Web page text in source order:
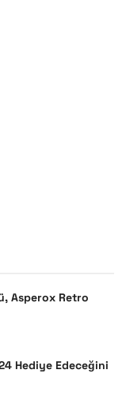
Asperox Retro
Hediye Edeceğini